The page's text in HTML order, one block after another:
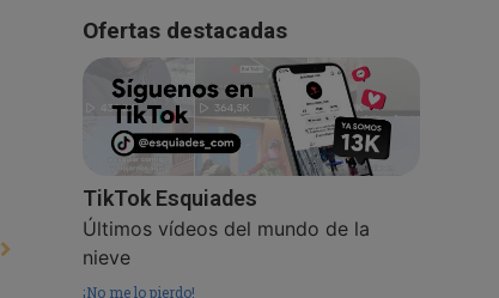
Ofertas destacadas
TikTok Esquiades
Últimos vídeos del mundo de la
nieve
¡No me lo pierdo!